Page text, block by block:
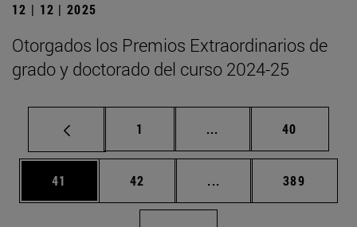
12 | 12 | 2025
Otorgados los Premios Extraordinarios de
grado y doctorado del curso 2024-25
Página
1 ... Páginas intermedias
Página
40
Página
41 Página
42 ... Páginas intermedias
Página
389